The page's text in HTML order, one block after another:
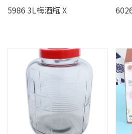
5986 3L梅酒瓶 X